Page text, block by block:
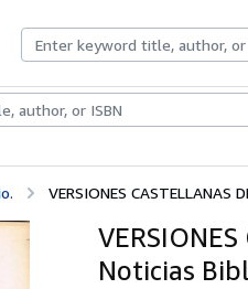
Rare BooksArt & Collectibles
VERSIONES CASTELLANAS
Noticias